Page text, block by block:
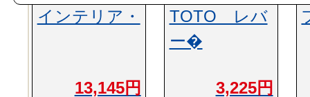
インテリア・
13,145円
TOTO レバ
ー�
3,225円